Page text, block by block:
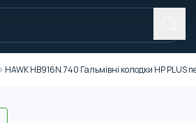
HAWK HB916N.740 Гальмівні колодки HP PLUS